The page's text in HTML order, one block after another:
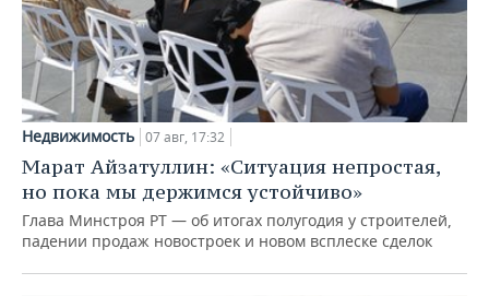
Недвижимость 07 авг, 17:32
Марат Айзатуллин: «Ситуация непростая,
но пока мы держимся устойчиво»
Глава Минстроя РТ — об итогах полугодия у строителей,
падении продаж новостроек и новом всплеске сделок